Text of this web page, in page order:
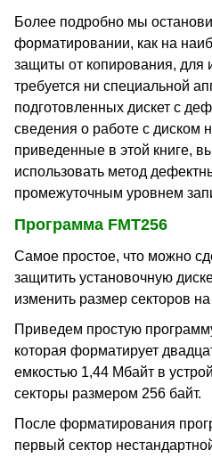
Более подробно мы
форматировании, как на
защиты от копирования, для
требуется ни специальной
подготовленных дискет с
сведения о работе с диском
приведенные в этой книге,
использовать метод
промежуточным уровнем
Программа FMT256
Самое простое, что можно
защитить установочную
изменить размер секторов
Приведем простую
которая форматирует
емкостью 1,44 Мбайт в
секторы размером 256 байт.
После форматирования
первый сектор